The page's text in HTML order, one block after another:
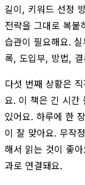
길이, 키워드 선정
전략을 그대로 복붙
습관이 필요해요.
록, 도입부, 방법,
다섯 번째 상황은
요. 이 책은 긴 시간
있어요. 하루에 한
이 잘 맞아요. 무작
해서 읽는 것이 좋
과로 연결돼요.